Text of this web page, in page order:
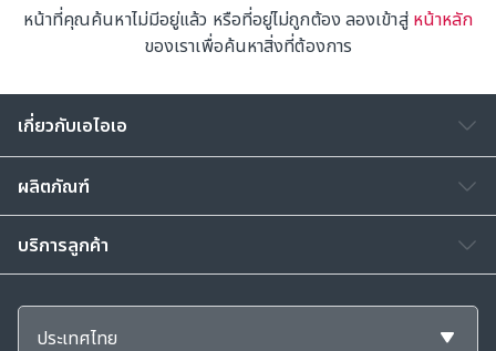
หน้าที่คุณค้นหาไม่มีอยู่แล้ว หรือที่อยู่ไม่ถูกต้อง ลองเข้าสู่ หน้าหลัก
ของเราเพื่อค้นหาสิ่งที่ต้องการ
เกี่ยวกับเอไอเอ
ผลิตภัณฑ์
บริการลูกค้า
ประเทศไทย